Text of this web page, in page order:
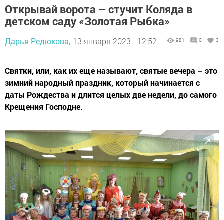
Открывай ворота – стучит Коляда в
детском саду «Золотая Рыбка»
Дарья Редюкова, 13 января 2023 - 12:52 981 0 3
Святки, или, как их еще называют, святые вечера – это
зимний народный праздник, который начинается с
даты Рождества и длится целых две недели, до самого
Крещения Господне.